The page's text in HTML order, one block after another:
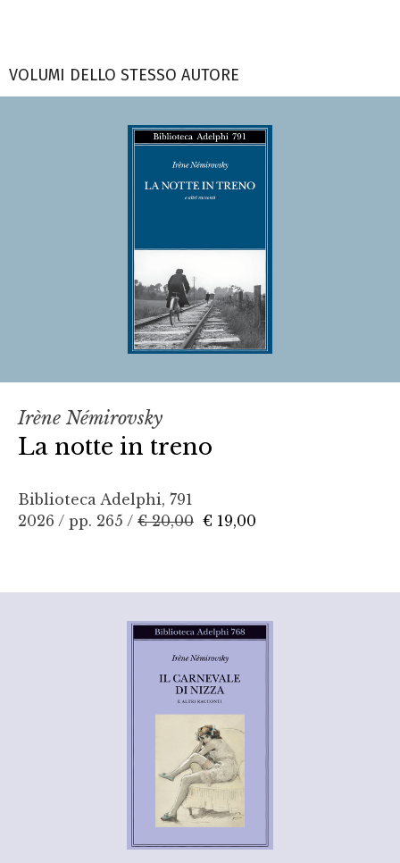
VOLUMI DELLO STESSO AUTORE
Irène Némirovsky
La notte in treno
Biblioteca Adelphi, 791
2026 / pp. 265 / € 20,00 € 19,00